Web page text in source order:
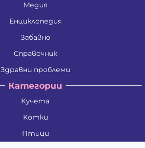
Медия
Енциклопедия
Забавно
Справочник
Здравни проблеми
Категории
Кучета
Котки
Птици